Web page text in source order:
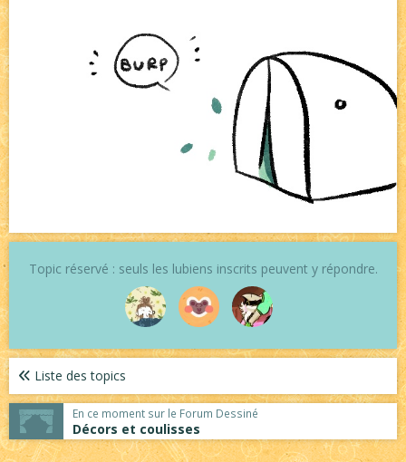
Topic réservé : seuls les lubiens inscrits peuvent y répondre.
Liste des topics
En ce moment sur le Forum Dessiné
Décors et coulisses